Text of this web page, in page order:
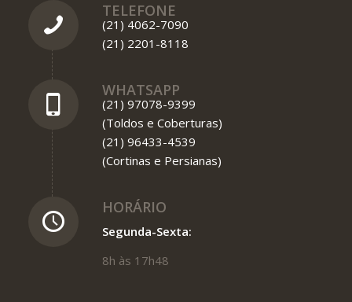
TELEFONE
(21) 4062-7090
(21) 2201-8118
WHATSAPP
(21) 97078-9399
(Toldos e Coberturas)
(21) 96433-4539
(Cortinas e Persianas)
HORÁRIO
Segunda-Sexta:
8h às 17h48